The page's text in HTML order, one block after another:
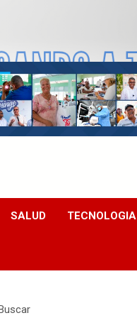
SALUD TECNOLOGIA